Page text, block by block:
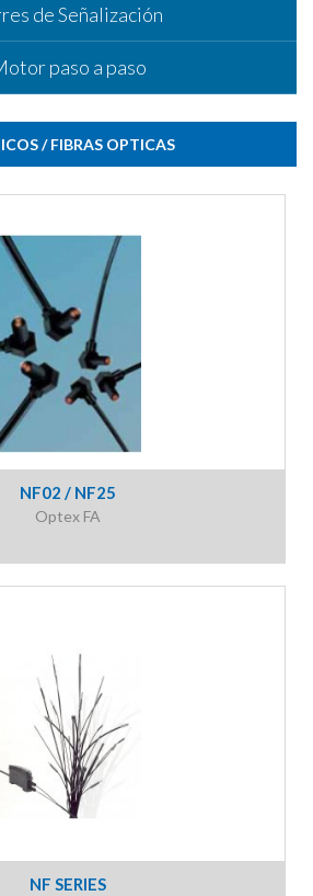
de Señalización
paso a paso
/ FIBRAS OPTICAS
NF02 / NF25
Optex FA
NF SERIES